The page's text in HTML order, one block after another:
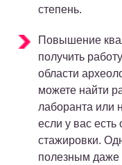
степень.
Повышение
получить
области
можете найти
лаборанта или
если у вас
стажировки.
полезным даже